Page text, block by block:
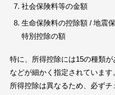
社会保険料等の金額
生命保険料の控除額 / 地震
特別控除の額
特に、所得控除には15の種類
などが細かく指定されていま
所得控除は異なるため、必ずチ